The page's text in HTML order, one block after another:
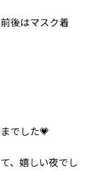
後はマスク着
でした💗
、嬉しい夜でし